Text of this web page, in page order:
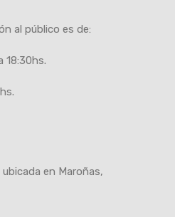
al público es de:
18:30hs.
en Maroñas,